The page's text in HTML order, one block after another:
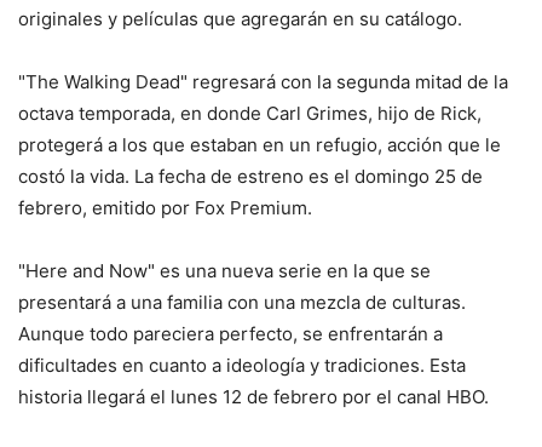
originales y películas que agregarán en su catálogo.
"The Walking Dead" regresará con la segunda mitad de la
octava temporada, en donde Carl Grimes, hijo de Rick,
protegerá a los que estaban en un refugio, acción que le
costó la vida. La fecha de estreno es el domingo 25 de
febrero, emitido por Fox Premium.
"Here and Now" es una nueva serie en la que se
presentará a una familia con una mezcla de culturas.
Aunque todo pareciera perfecto, se enfrentarán a
dificultades en cuanto a ideología y tradiciones. Esta
historia llegará el lunes 12 de febrero por el canal HBO.